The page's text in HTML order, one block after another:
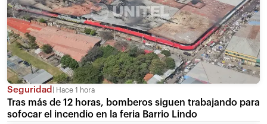
Seguridad Hace 1 hora
Tras más de 12 horas, bomberos siguen trabajando para
sofocar el incendio en la feria Barrio Lindo